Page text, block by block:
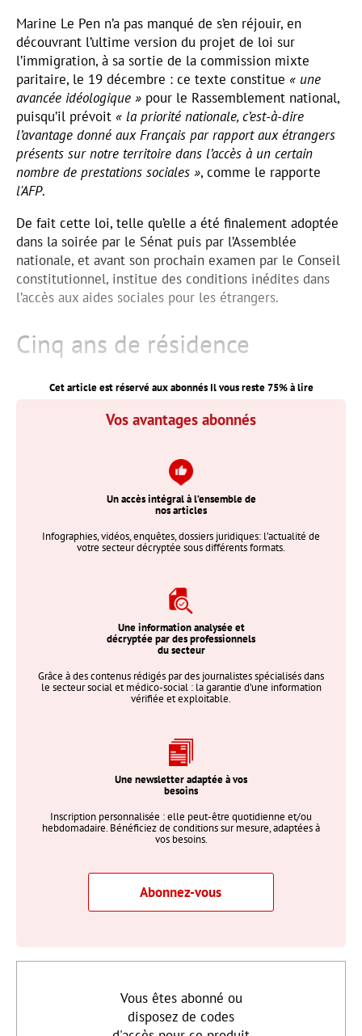
Marine Le Pen n’a pas manqué de s’en réjouir, en
découvrant l’ultime version du projet de loi sur
l’immigration, à sa sortie de la commission mixte
paritaire, le 19 décembre : ce texte constitue « une
avancée idéologique » pour le Rassemblement national,
puisqu’il prévoit « la priorité nationale, c’est-à-dire
l’avantage donné aux Français par rapport aux étrangers
présents sur notre territoire dans l’accès à un certain
nombre de prestations sociales », comme le rapporte
l'AFP.
De fait cette loi, telle qu’elle a été finalement adoptée
dans la soirée par le Sénat puis par l’Assemblée
nationale, et avant son prochain examen par le Conseil
constitutionnel, institue des conditions inédites dans
l’accès aux aides sociales pour les étrangers.
Cinq ans de résidence
Cet article est réservé aux abonnés Il vous reste75% à lire
Vos avantages abonnés
Un accès intégral à l’ensemble de
nos articles
Infographies, vidéos, enquêtes, dossiers juridiques: l’actualité de
votre secteur décryptée sous différents formats.
Une information analysée et
décryptée par des professionnels
du secteur
Grâce à des contenus rédigés par des journalistes spécialisés dans
le secteur social et médico-social : la garantie d’une information
vérifiée et exploitable.
Une newsletter adaptée à vos
besoins
Inscription personnalisée : elle peut-être quotidienne et/ou
hebdomadaire. Bénéficiez de conditions sur mesure, adaptées à
vos besoins.
Abonnez-vous
Vous êtes abonné ou
disposez de codes